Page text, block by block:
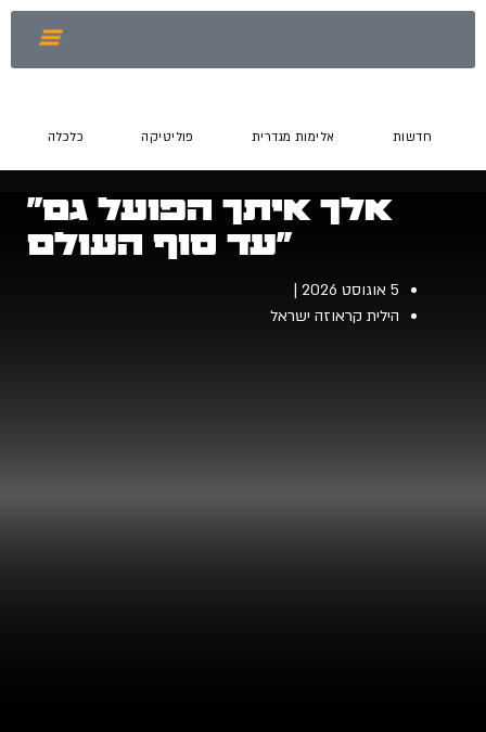
חדשות אלימות מגדרית פוליטיקה כלכלה
"אלך איתך הפועל גם
עד סוף העולם"
5 אוגוסט 2026
הילית קראוזה ישראל